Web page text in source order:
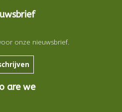
onze nieuwsbrief.
are we